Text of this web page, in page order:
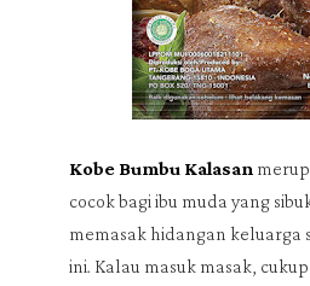
Kobe Bumbu Kalasan
cocok bagi ibu muda yang
memasak hidangan keluarga
ini. Kalau masuk masak,